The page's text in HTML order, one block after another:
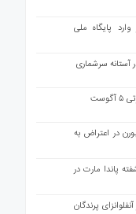
وارد پایگاه ملی
آستانه سرشماری
در اعتراض به
پاندا مارت در
پرندگان